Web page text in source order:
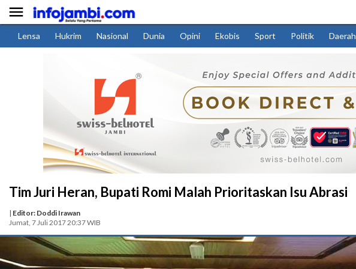

Lensa Hukrim Nasional Dunia Opini Ekobis Sport Politik Daerah
Tim Juri Heran, Bupati Romi Malah Prioritaskan Isu Abrasi
| Editor: Doddi Irawan
Jumat, 7 Juli 2017 20:37 WIB